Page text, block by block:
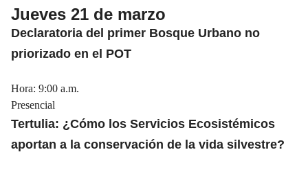
Jueves 21 de marzo
Declaratoria del primer Bosque Urbano no
priorizado en el POT
Hora: 9:00 a.m.
Presencial
Tertulia: ¿Cómo los Servicios Ecosistémicos
aportan a la conservación de la vida silvestre?